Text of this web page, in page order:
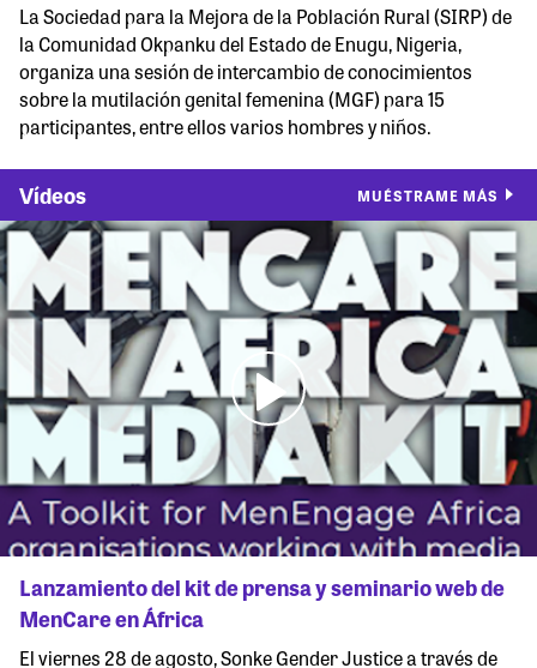
La Sociedad para la Mejora de la Población Rural (SIRP) de
la Comunidad Okpanku del Estado de Enugu, Nigeria,
organiza una sesión de intercambio de conocimientos
sobre la mutilación genital femenina (MGF) para 15
participantes, entre ellos varios hombres y niños.
Vídeos MUÉSTRAME MÁS
Lanzamiento del kit de prensa y seminario web de
MenCare en África
El viernes 28 de agosto, Sonke Gender Justice a través de